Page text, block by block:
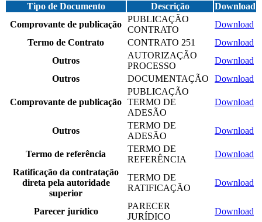
Tipo de Documento
Descrição
Download
Comprovante de publicação
PUBLICAÇÃO
CONTRATO
Download
Termo de Contrato
CONTRATO 251
Download
Outros
AUTORIZAÇÃO
PROCESSO
Download
Outros
DOCUMENTAÇÃO Download
Comprovante de publicação
PUBLICAÇÃO
TERMO DE
ADESÃO
Download
Outros
TERMO DE
ADESÃO
Download
Termo de referência
TERMO DE
REFERÊNCIA
Download
Ratificação da contratação
direta pela autoridade
superior
TERMO DE
RATIFICAÇÃO
Download
Parecer jurídico
PARECER
JURÍDICO
Download